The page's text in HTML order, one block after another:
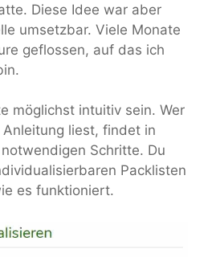
Diese Idee war aber
umsetzbar. Viele Monate
geflossen, auf das ich
möglichst intuitiv sein. Wer
liest, findet in
Schritte. Du
Packlisten
es funktioniert.